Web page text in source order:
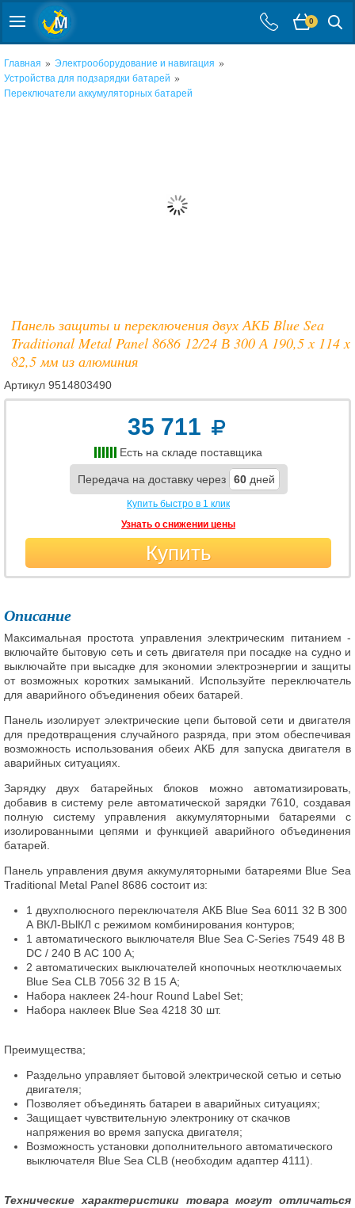
0
Главная » Электрооборудование и навигация »
Устройства для подзарядки батарей »
Переключатели аккумуляторных батарей
Панель защиты и переключения двух АКБ Blue Sea
Traditional Metal Panel 8686 12/24 В 300 А 190,5 x 114 x
82,5 мм из алюминия
Артикул 9514803490
35 711
Есть на складе поставщика
Передача на доставку через 60 дней
Купить быстро в 1 клик
Узнать о снижении цены
Купить
Описание
Максимальная простота управления электрическим питанием -
включайте бытовую сеть и сеть двигателя при посадке на судно и
выключайте при высадке для экономии электроэнергии и защиты
от возможных коротких замыканий. Используйте переключатель
для аварийного объединения обеих батарей.
Панель изолирует электрические цепи бытовой сети и двигателя
для предотвращения случайного разряда, при этом обеспечивая
возможность использования обеих АКБ для запуска двигателя в
аварийных ситуациях.
Зарядку двух батарейных блоков можно автоматизировать,
добавив в систему реле автоматической зарядки 7610, создавая
полную систему управления аккумуляторными батареями с
изолированными цепями и функцией аварийного объединения
батарей.
Панель управления двумя аккумуляторными батареями Blue Sea
Traditional Metal Panel 8686 состоит из:
1 двухполюсного переключателя АКБ Blue Sea 6011 32 В 300
А ВКЛ-ВЫКЛ с режимом комбинирования контуров;
1 автоматического выключателя Blue Sea C-Series 7549 48 В
DC / 240 В AC 100 А;
2 автоматических выключателей кнопочных неотключаемых
Blue Sea CLB 7056 32 В 15 А;
Набора наклеек 24-hour Round Label Set;
Набора наклеек Blue Sea 4218 30 шт.
Преимущества;
Раздельно управляет бытовой электрической сетью и сетью
двигателя;
Позволяет объединять батареи в аварийных ситуациях;
Защищает чувствительную электронику от скачков
напряжения во время запуска двигателя;
Возможность установки дополнительного автоматического
выключателя Blue Sea CLB (необходим адаптер 4111).
Технические характеристики товара могут отличаться